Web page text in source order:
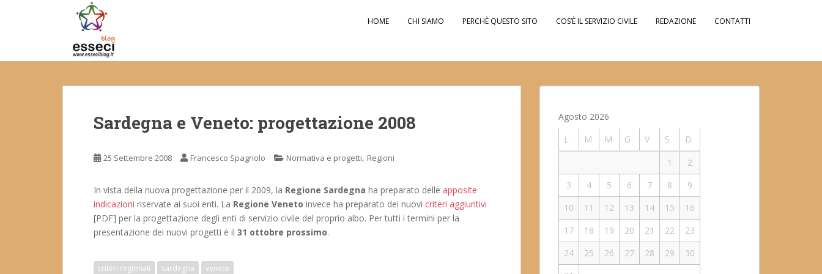
t
HOME CHI SIAMO PERCHÈ QUESTO SITO COS’È IL SERVIZIO CIVILE REDAZIONE CONTATTI
Sardegna e Veneto: progettazione 2008
25 Settembre 2008 Francesco Spagnolo Normativa e progetti, Regioni
In vista della nuova progettazione per il 2009, la Regione Sardegna ha preparato delle apposite
indicazioni riservate ai suoi enti. La Regione Veneto invece ha preparato dei nuovi criteri aggiuntivi
[PDF] per la progettazione degli enti di servizio civile del proprio albo. Per tutti i termini per la
presentazione dei nuovi progetti è il 31 ottobre prossimo.
criteri regionali sardegna veneto
Agosto 2026
L
M M G V S
D
1
2
3
4 5 6 7 8
9
10
11 12 13 14 15
16
17
18 19 20 21 22
23
24
25 26 27 28 29
30